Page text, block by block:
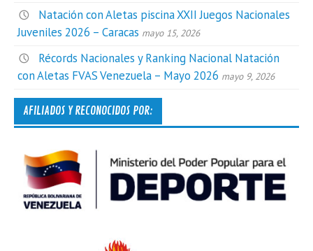
Natación con Aletas piscina XXII Juegos Nacionales
Juveniles 2026 – Caracas mayo 15, 2026
Récords Nacionales y Ranking Nacional Natación
con Aletas FVAS Venezuela – Mayo 2026 mayo 9, 2026
AFILIADOS Y RECONOCIDOS POR: